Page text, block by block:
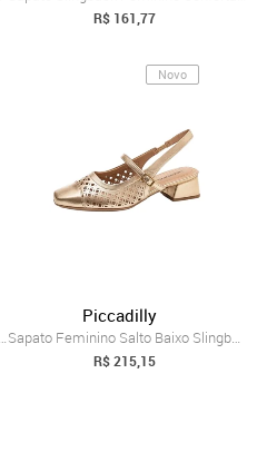
R$ 161,77
Sapato Feminina Anabela Salto Baixo Conf...
Novo
Piccadilly
Sapato Feminino Salto Baixo Slingback Co...
R$ 215,15